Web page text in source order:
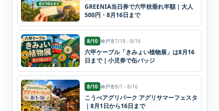
GREENIA当日券で六甲枝垂れ半額｜大人
500円・8月16日まで
8/10 神戸市7/18 - 8/16
六甲ケーブル「きみょい植物展」は8月16
日まで｜小児券で缶バッジ
8/10 神戸市8/1 - 8/16
こうべアグリパーク アグリサマーフェスタ
｜8月1日から16日まで